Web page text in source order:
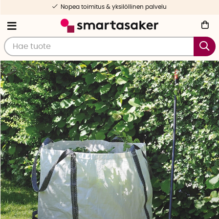
Valikoituja ja testattuja tuotteita